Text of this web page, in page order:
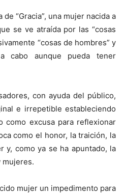
de “Gracia”, una mujer nacida a
se ve atraída por las “cosas
“cosas de hombres” y
cabo aunque pueda tener
con ayuda del público,
e irrepetible estableciendo
como excusa para reflexionar
como el honor, la traición, la
y, como ya se ha apuntado, la
mujeres.
mujer un impedimento para